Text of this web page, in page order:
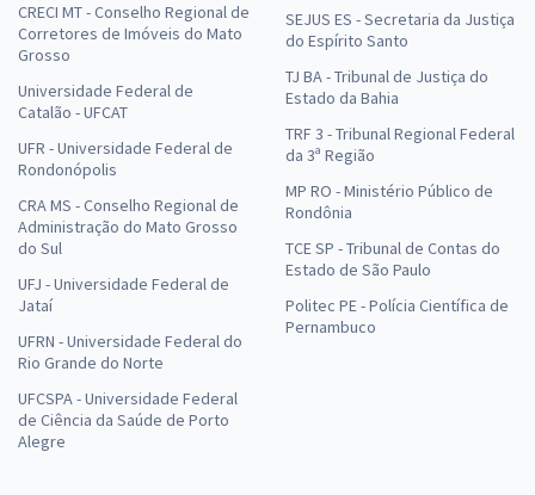
CRECI MT - Conselho Regional de
Corretores de Imóveis do Mato
Grosso
Universidade Federal de
Catalão - UFCAT
UFR - Universidade Federal de
Rondonópolis
CRA MS - Conselho Regional de
Administração do Mato Grosso
do Sul
UFJ - Universidade Federal de
Jataí
UFRN - Universidade Federal do
Rio Grande do Norte
UFCSPA - Universidade Federal
de Ciência da Saúde de Porto
Alegre
SEJUS ES - Secretaria da Justiça
do Espírito Santo
TJ BA - Tribunal de Justiça do
Estado da Bahia
TRF 3 - Tribunal Regional Federal
da 3ª Região
MP RO - Ministério Público de
Rondônia
TCE SP - Tribunal de Contas do
Estado de São Paulo
Politec PE - Polícia Científica de
Pernambuco